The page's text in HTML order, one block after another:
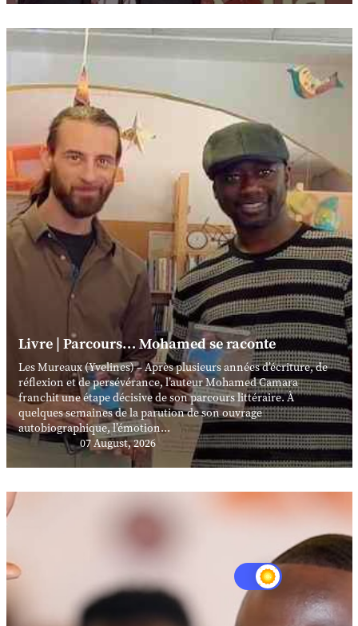
Livre | Parcours… Mohamed se raconte
Les Mureaux (Yvelines) – Après plusieurs années d’écriture, de
réflexion et de persévérance, l’auteur Mohamed Camara
franchit une étape décisive de son parcours littéraire. À
quelques semaines de la parution de son ouvrage
autobiographique, l’émotion...
07 August, 2026